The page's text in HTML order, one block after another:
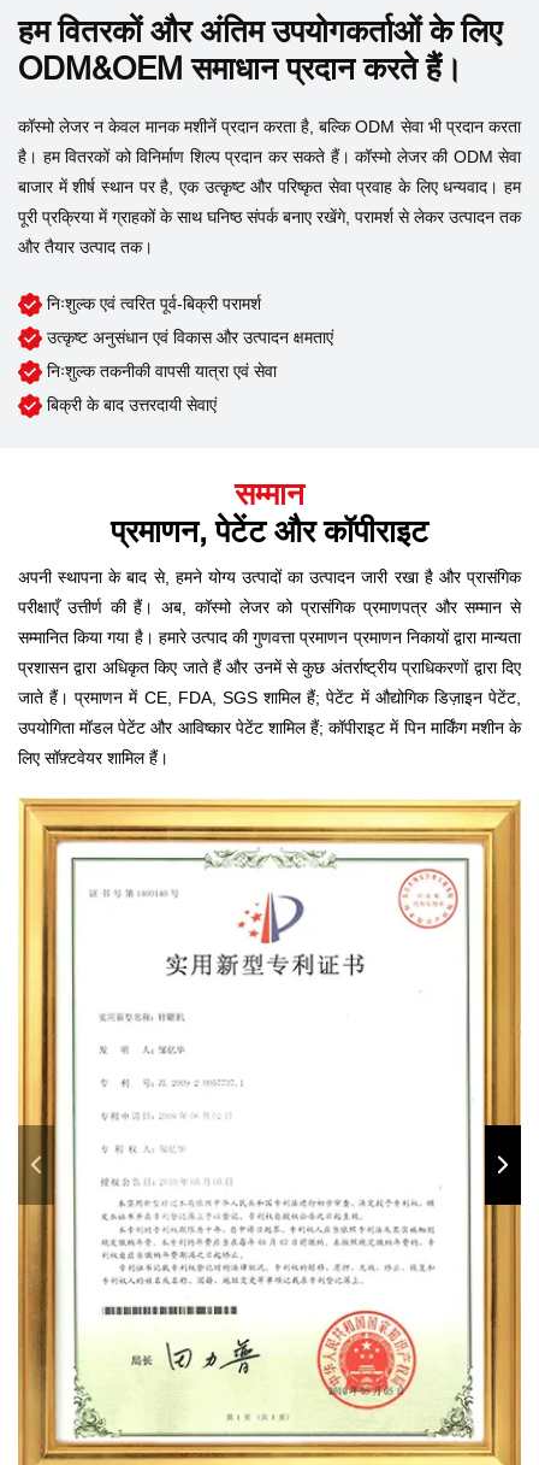
हम वितरकों और अंतिम उपयोगकर्ताओं के लिए
ODM&OEM समाधान प्रदान करते हैं।
कॉस्मो लेजर न केवल मानक मशीनें प्रदान करता है, बल्कि ODM सेवा भी प्रदान करता
है। हम वितरकों को विनिर्माण शिल्प प्रदान कर सकते हैं। कॉस्मो लेजर की ODM सेवा
बाजार में शीर्ष स्थान पर है, एक उत्कृष्ट और परिष्कृत सेवा प्रवाह के लिए धन्यवाद। हम
पूरी प्रक्रिया में ग्राहकों के साथ घनिष्ठ संपर्क बनाए रखेंगे, परामर्श से लेकर उत्पादन तक
और तैयार उत्पाद तक।
निःशुल्क एवं त्वरित पूर्व-बिक्री परामर्श
उत्कृष्ट अनुसंधान एवं विकास और उत्पादन क्षमताएं
निःशुल्क तकनीकी वापसी यात्रा एवं सेवा
बिक्री के बाद उत्तरदायी सेवाएं
सम्मान
प्रमाणन, पेटेंट और कॉपीराइट
अपनी स्थापना के बाद से, हमने योग्य उत्पादों का उत्पादन जारी रखा है और प्रासंगिक
परीक्षाएँ उत्तीर्ण की हैं। अब, कॉस्मो लेजर को प्रासंगिक प्रमाणपत्र और सम्मान से
सम्मानित किया गया है। हमारे उत्पाद की गुणवत्ता प्रमाणन प्रमाणन निकायों द्वारा मान्यता
प्रशासन द्वारा अधिकृत किए जाते हैं और उनमें से कुछ अंतर्राष्ट्रीय प्राधिकरणों द्वारा दिए
जाते हैं। प्रमाणन में CE, FDA, SGS शामिल हैं; पेटेंट में औद्योगिक डिज़ाइन पेटेंट,
उपयोगिता मॉडल पेटेंट और आविष्कार पेटेंट शामिल हैं; कॉपीराइट में पिन मार्किंग मशीन के
लिए सॉफ़्टवेयर शामिल हैं।